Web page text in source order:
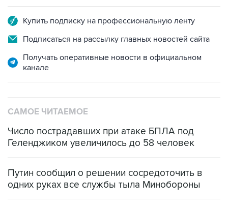
Купить подписку на профессиональную ленту
Подписаться на рассылку главных новостей сайта
Получать оперативные новости в официальном
канале
САМОЕ ЧИТАЕМОЕ
Число пострадавших при атаке БПЛА под
Геленджиком увеличилось до 58 человек
Путин сообщил о решении сосредоточить в
одних руках все службы тыла Минобороны